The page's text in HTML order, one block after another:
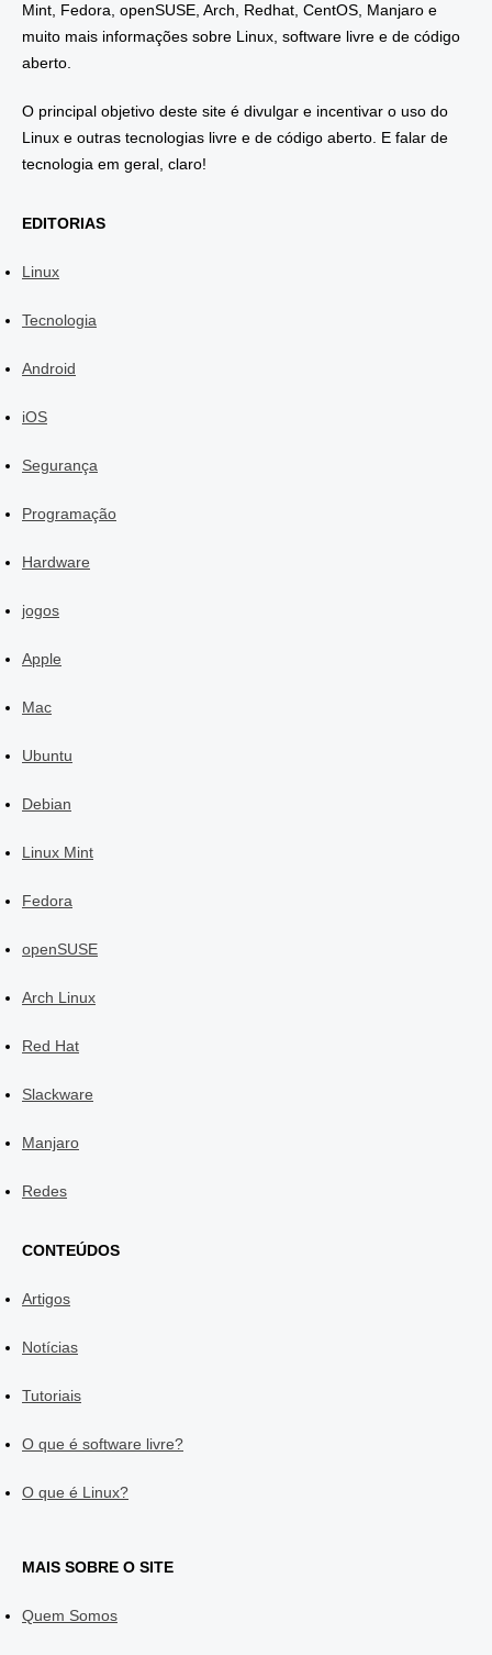
Mint, Fedora, openSUSE, Arch, Redhat, CentOS, Manjaro e
muito mais informações sobre Linux, software livre e de código
aberto.
O principal objetivo deste site é divulgar e incentivar o uso do
Linux e outras tecnologias livre e de código aberto. E falar de
tecnologia em geral, claro!
EDITORIAS
Linux
Tecnologia
Android
iOS
Segurança
Programação
Hardware
jogos
Apple
Mac
Ubuntu
Debian
Linux Mint
Fedora
openSUSE
Arch Linux
Red Hat
Slackware
Manjaro
Redes
CONTEÚDOS
Artigos
Notícias
Tutoriais
O que é software livre?
O que é Linux?
MAIS SOBRE O SITE
Quem Somos